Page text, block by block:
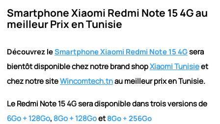
Smartphone Xiaomi Redmi Note 15 4G au
meilleur Prix en Tunisie
Découvrez leSmartphone Xiaomi Redmi Note 15 4Gsera
bientôt disponible chez notre brand shopXiaomi Tunisieet
chez notre siteWincomtech.tnau meilleur prix en Tunisie.
Le Redmi Note 15 4G sera disponible dans trois versions de
6Go + 128Go, 8Go + 128Goet8Go + 256Go